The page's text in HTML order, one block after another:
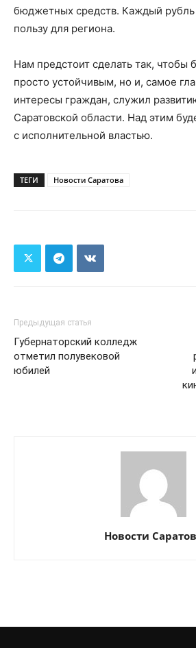
бюджетных средств. Каждый
пользу для региона.
Нам предстоит сделать так,
просто устойчивым, но и, самое
интересы граждан, служил
Саратовской области. Над этим
с исполнительной властью.
ТЕГИ Новости Саратова
Предыдущая статья
Губернаторский колледж
отметил полувековой
юбилей
Новости